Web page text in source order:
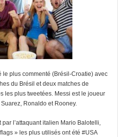
le plus commenté (Brésil-Croatie) avec
du Brésil et deux matches de
les plus tweetées. Messi est le joueur
Ronaldo et Rooney.
l’attaquant italien Mario Balotelli,
» les plus utilisés ont été #USA